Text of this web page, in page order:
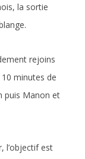
la sortie
rejoins
minutes de
puis Manon et
l’objectif est